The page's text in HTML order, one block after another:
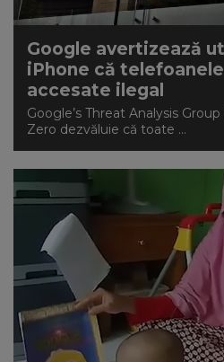
Google avertizează
iPhone că
accesate ilegal
Google’s Threat Analysis
Zero dezvăluie că toate ...